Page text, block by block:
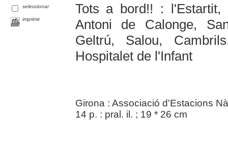
seleccionar
imprimir
Tots a bord!! : l'Estartit,
Antoni de Calonge,
Geltrú, Salou,
Hospitalet de l'Infant
Girona : Associació d'Estacions
14 p. : pral. il. ; 19 * 26 cm